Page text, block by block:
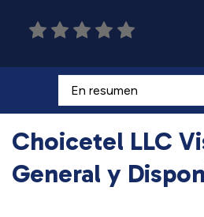
Choicetel LLC
General y